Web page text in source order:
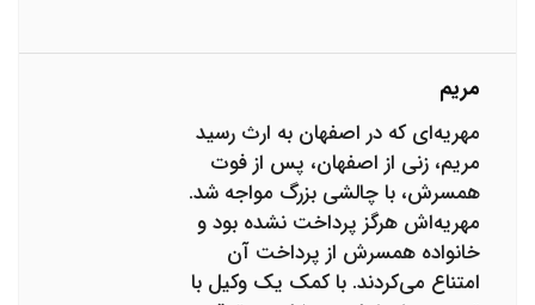
مریم
مهریه‌ای که در اصفهان به ارث رسید
مریم، زنی از اصفهان، پس از فوت
همسرش، با چالشی بزرگ مواجه شد.
مهریه‌اش هرگز پرداخت نشده بود و
خانواده همسرش از پرداخت آن
امتناع می‌کردند. با کمک یک وکیل با